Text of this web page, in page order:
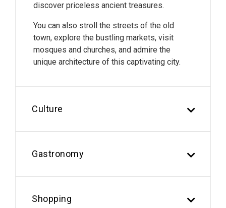
discover priceless ancient treasures.
You can also stroll the streets of the old
town, explore the bustling markets, visit
mosques and churches, and admire the
unique architecture of this captivating city.
Culture
Gastronomy
Shopping